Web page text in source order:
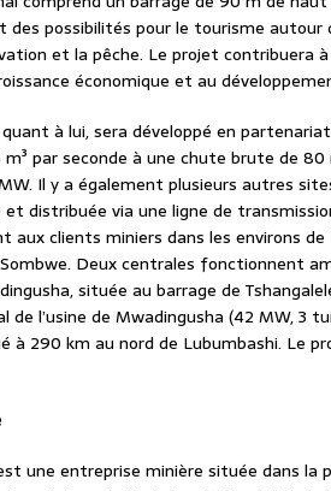
des possibilités pour le tourisme autour
et la pêche. Le projet contribuera
économique et au
à lui, sera développé en
m³ par seconde à une chute brute de
Il y a également plusieurs autres
distribuée via une ligne de
aux clients miniers dans les environs
Deux centrales fonctionnent
située au barrage de
de l’usine de Mwadingusha (42 MW, 3
à 290 km au nord de Lubumbashi. Le
une entreprise minière située dans